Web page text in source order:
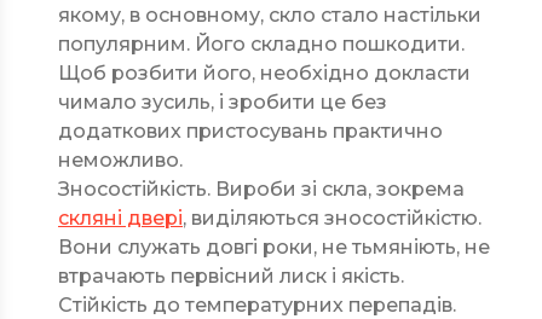
якому, в основному, скло стало настільки
популярним. Його складно пошкодити.
Щоб розбити його, необхідно докласти
чимало зусиль, і зробити це без
додаткових пристосувань практично
неможливо.
Зносостійкість. Вироби зі скла, зокрема
скляні двері, виділяються зносостійкістю.
Вони служать довгі роки, не тьмяніють, не
втрачають первісний лиск і якість.
Стійкість до температурних перепадів.